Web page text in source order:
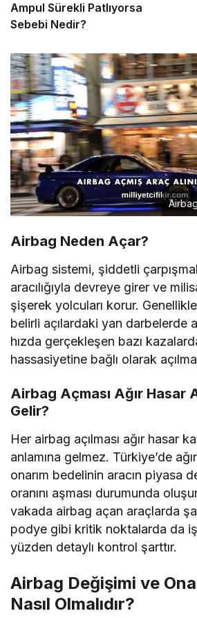
Ampul Sürekli Patlıyorsa
Sebebi Nedir?
Airbag
Airbag Neden Açar?
Airbag sistemi, şiddetli
aracılığıyla devreye girer ve
şişerek yolcuları korur.
belirli açılardaki yan darbelerde
hızda gerçekleşen bazı
hassasiyetine bağlı olarak
Airbag Açması Ağır Hasar
Gelir?
Her airbag açılması ağır hasar
anlamına gelmez. Türkiye’de
onarım bedelinin aracın piyasa
oranını aşması durumunda
vakada airbag açan araçlarda
podye gibi kritik noktalarda da
yüzden detaylı kontrol şarttır.
Airbag Değişimi ve
Nasıl Olmalıdır?